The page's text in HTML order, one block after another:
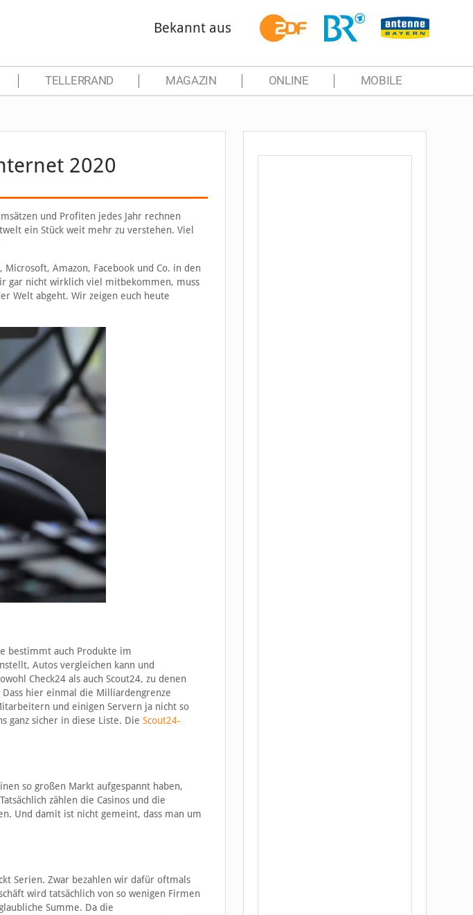
Bekannt aus
TELLERRAND MAGAZIN ONLINE MOBILE
2020
und Profiten jedes Jahr rechnen
ein Stück weit mehr zu verstehen. Viel
Amazon, Facebook und Co. in den
gar nicht wirklich viel mitbekommen, muss
Welt abgeht. Wir zeigen euch heute
bestimmt auch Produkte im
Autos vergleichen kann und
Check24 als auch Scout24, zu denen
hier einmal die Milliardengrenze
und einigen Servern ja nicht so
ganz sicher in diese Liste. Die Scout24-
so großen Markt aufgespannt haben,
zählen die Casinos und die
Und damit ist nicht gemeint, dass man um
Serien. Zwar bezahlen wir dafür oftmals
wird tatsächlich von so wenigen Firmen
Summe. Da die